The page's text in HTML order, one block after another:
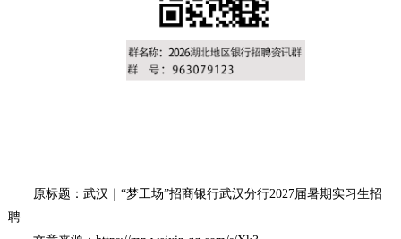
原标题：武汉｜“梦工场”招商银行武汉分行2027届暑期实习生招
聘